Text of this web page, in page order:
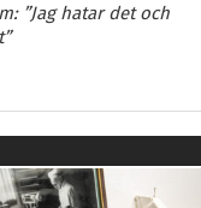
”Jag hatar det och